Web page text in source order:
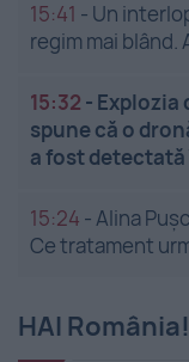
15:41 - Un
regim mai
15:32 - Explozia
spune că o
a fost detectată
15:24 -Alina
Ce tratament
HAI România!